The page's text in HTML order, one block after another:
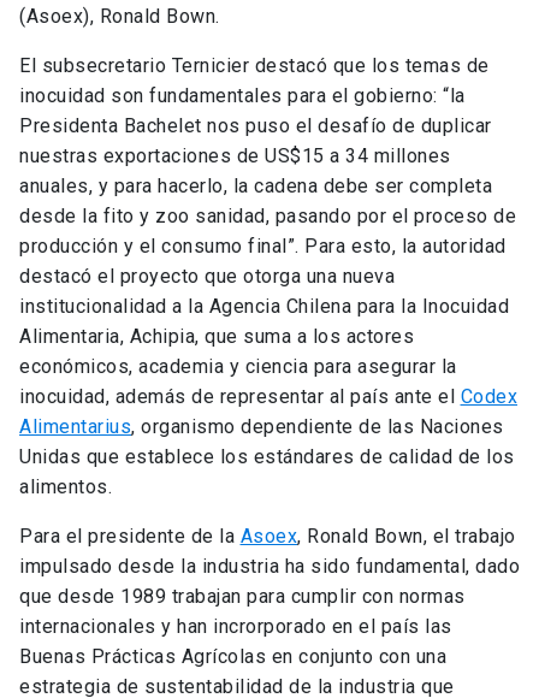
(Asoex), Ronald Bown.
El subsecretario Ternicier destacó que los temas de
inocuidad son fundamentales para el gobierno: “la
Presidenta Bachelet nos puso el desafío de duplicar
nuestras exportaciones de US$15 a 34 millones
anuales, y para hacerlo, la cadena debe ser completa
desde la fito y zoo sanidad, pasando por el proceso de
producción y el consumo final”. Para esto, la autoridad
destacó el proyecto que otorga una nueva
institucionalidad a la Agencia Chilena para la Inocuidad
Alimentaria, Achipia, que suma a los actores
económicos, academia y ciencia para asegurar la
inocuidad, además de representar al país ante el Codex
Alimentarius, organismo dependiente de las Naciones
Unidas que establece los estándares de calidad de los
alimentos.
Para el presidente de la Asoex, Ronald Bown, el trabajo
impulsado desde la industria ha sido fundamental, dado
que desde 1989 trabajan para cumplir con normas
internacionales y han incrorporado en el país las
Buenas Prácticas Agrícolas en conjunto con una
estrategia de sustentabilidad de la industria que